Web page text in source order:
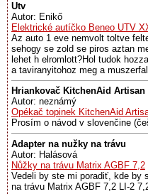
Utv
Autor: Enikő
Elektrické autíčko Beneo UTV
Az auto 1 eve nemvolt toltve
sehogy se zold se piros aztan
lehet h elromlott?Hol tudok
a taviranyitohoz meg a
Hriankovač KitchenAid Artisan
Autor: neznámý
Opékač topinek KitchenAid
Prosím o návod v slovenčine
Adapter na nužky na trávu
Autor: Halásová
Nůžky na trávu Matrix AGBF 7,2
Vedeli by ste mi poradiť, kde by
na trávu Matrix AGBF 7,2 LI-2